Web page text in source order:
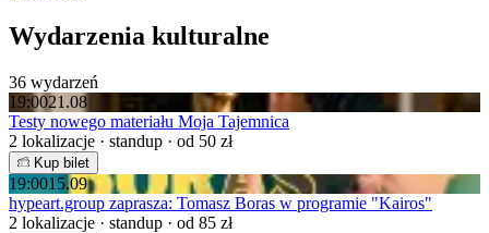
Wydarzenia kulturalne
36 wydarzeń
19:0021.08
Testy nowego materiału Moja Tajemnica
2 lokalizacje · standup · od 50 zł
Kup bilet
19:0015.09
hypeart.group zaprasza: Tomasz Boras w programie "Kairos"
2 lokalizacje · standup · od 85 zł